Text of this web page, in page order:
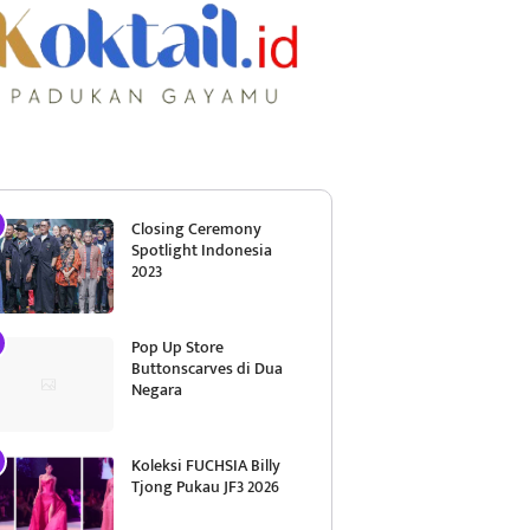
Closing Ceremony
Spotlight Indonesia
2023
Pop Up Store
Buttonscarves di Dua
Negara
Koleksi FUCHSIA Billy
Tjong Pukau JF3 2026